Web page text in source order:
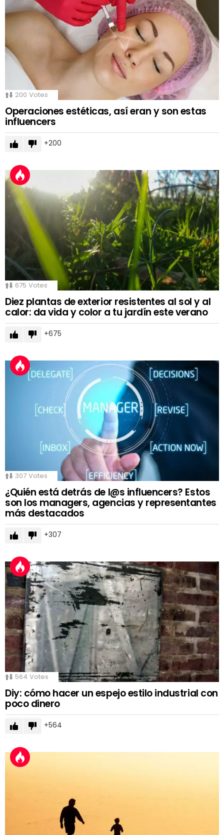
200 Votes
Operaciones estéticas, así eran y son estas
influencers
200
675 Votes
Diez plantas de exterior resistentes al sol y al
calor: da vida y color a tu jardín este verano
675
307 Votes
¿Quién está detrás de l@s influencers? Estos
son los managers, agencias y representantes
más destacados
307
564 Votes
Diy: cómo hacer un espejo estilo industrial con
poco dinero
564